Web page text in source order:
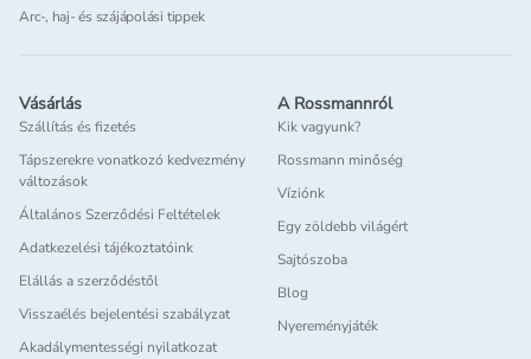
Arc-, haj- és szájápolási tippek
Vásárlás
Szállítás és fizetés
Tápszerekre vonatkozó kedvezmény
változások
Általános Szerződési Feltételek
Adatkezelési tájékoztatóink
Elállás a szerződéstől
Visszaélés bejelentési szabályzat
Akadálymentességi nyilatkozat
A Rossmannról
Kik vagyunk?
Rossmann minőség
Víziónk
Egy zöldebb világért
Sajtószoba
Blog
Nyereményjáték